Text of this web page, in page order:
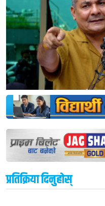
प्रतिक्रिया दिनुहोस्